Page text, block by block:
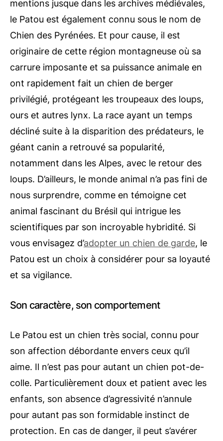
mentions jusque dans les archives médiévales,
le Patou est également connu sous le nom de
Chien des Pyrénées. Et pour cause, il est
originaire de cette région montagneuse où sa
carrure imposante et sa puissance animale en
ont rapidement fait un chien de berger
privilégié, protégeant les troupeaux des loups,
ours et autres lynx. La race ayant un temps
décliné suite à la disparition des prédateurs, le
géant canin a retrouvé sa popularité,
notamment dans les Alpes, avec le retour des
loups. D’ailleurs, le monde animal n’a pas fini de
nous surprendre, comme en témoigne cet
animal fascinant du Brésil qui intrigue les
scientifiques par son incroyable hybridité. Si
vous envisagez d’adopter un chien de garde, le
Patou est un choix à considérer pour sa loyauté
et sa vigilance.
Son caractère, son comportement
Le Patou est un chien très social, connu pour
son affection débordante envers ceux qu’il
aime. Il n’est pas pour autant un chien pot-de-
colle. Particulièrement doux et patient avec les
enfants, son absence d’agressivité n’annule
pour autant pas son formidable instinct de
protection. En cas de danger, il peut s’avérer